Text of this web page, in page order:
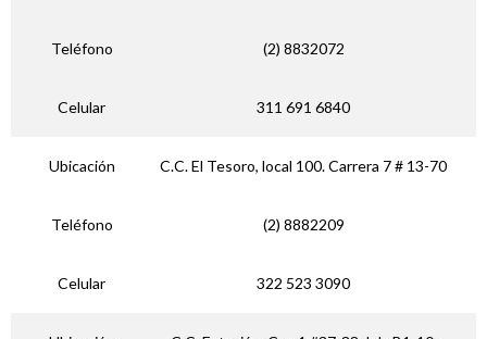
Teléfono (2) 8832072
Celular 311 691 6840
Ubicación C.C. El Tesoro, local 100. Carrera 7 # 13-70
Teléfono (2) 8882209
Celular 322 523 3090